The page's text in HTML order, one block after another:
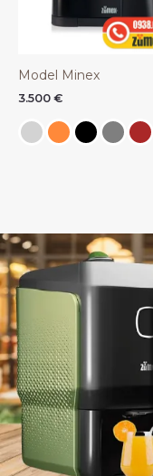
Model Minex
3.500 €